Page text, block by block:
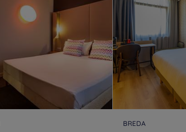
BREDA